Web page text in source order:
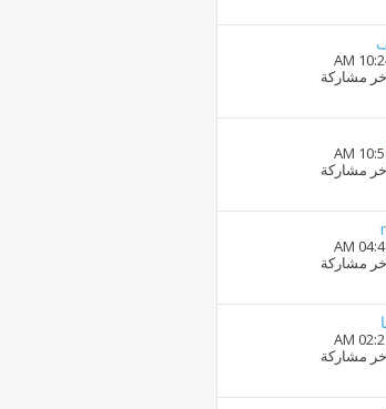
10:24
10:59
04:41
02:21